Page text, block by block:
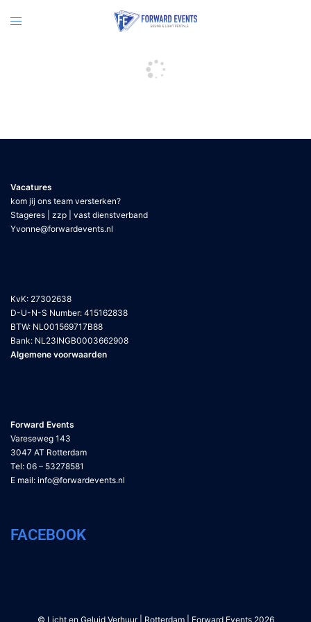
Vacatures
kom jij ons team versterken?
Stageres | zzp | vast dienstverband
Yvonne@forwardevents.nl
KvK: 27302638
D-U-N-S Number: 415162838
BTW: NL001569717B88
Bank: NL23INGB0003662908
Algemene voorwaarden
Forward Events
Vareseweg 143
3047 AT Rotterdam
Tel: 06 – 53278581
E mail: info@forwardevents.nl
FACEBOOK
© Licht en Geluid Verhuur | Rotterdam | Forward Events 2026